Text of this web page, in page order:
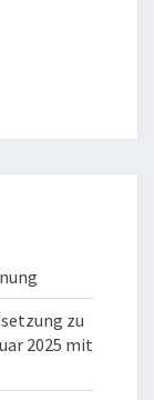
zu
2025 mit